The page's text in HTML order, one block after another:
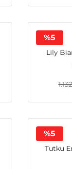
%5
Lily
%5
Tutku